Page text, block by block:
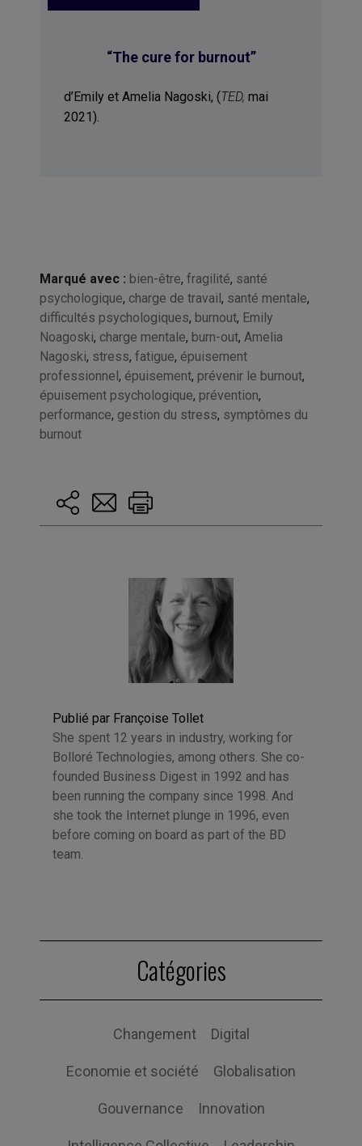
“The cure for burnout”
d’Emily et Amelia Nagoski, (TED, mai
2021).
Marqué avec : bien-être, fragilité, santé
psychologique, charge de travail, santé mentale,
difficultés psychologiques, burnout, Emily
Noagoski, charge mentale, burn-out, Amelia
Nagoski, stress, fatigue, épuisement
professionnel, épuisement, prévenir le burnout,
épuisement psychologique, prévention,
performance, gestion du stress, symptômes du
burnout
Publié par Françoise Tollet
She spent 12 years in industry, working for
Bolloré Technologies, among others. She co-
founded Business Digest in 1992 and has
been running the company since 1998. And
she took the Internet plunge in 1996, even
before coming on board as part of the BD
team.
Catégories
Changement Digital
Economie et société Globalisation
Gouvernance Innovation